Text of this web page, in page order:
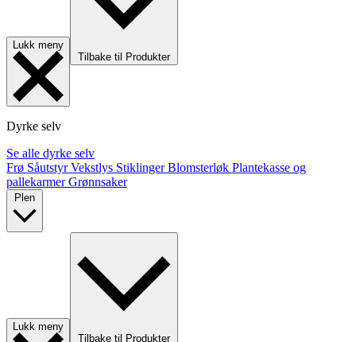
Lukk meny
Tilbake til Produkter
Dyrke selv
Se alle dyrke selv
Frø SåutstyrVekstlys StiklingerBlomsterløk Plantekasse og
pallekarmerGrønnsaker
Lukk meny
Tilbake til Produkter